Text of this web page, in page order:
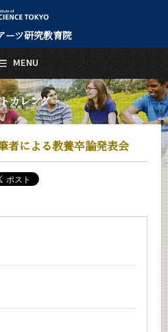
ーツ研究教育院
カレンダー
による教養卒論発表会
MENU
English
ついて